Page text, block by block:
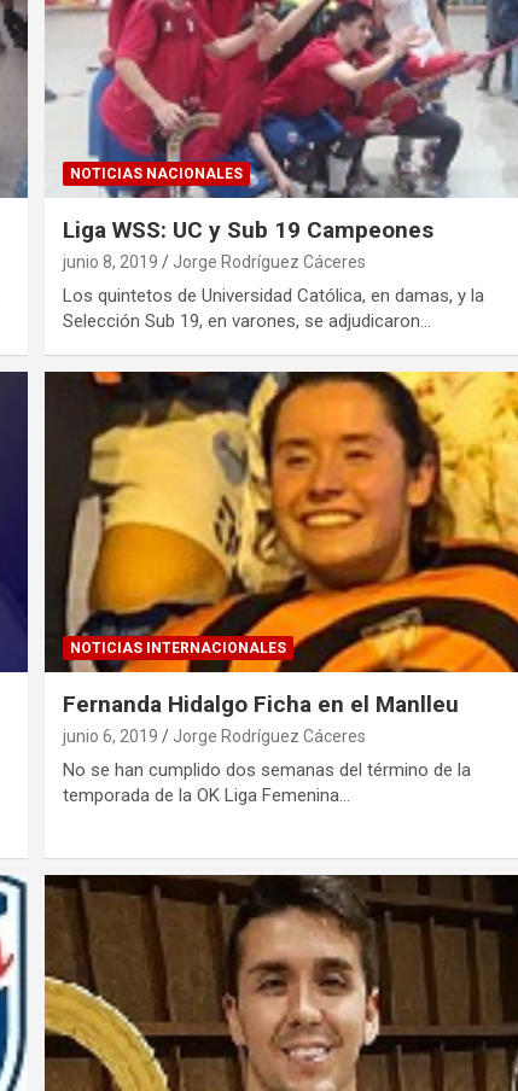
NOTICIAS NACIONALES
Liga WSS: UC y Sub 19 Campeones
junio 8, 2019 Jorge Rodríguez Cáceres
Los quintetos de Universidad Católica, en damas, y la
Selección Sub 19, en varones, se adjudicaron…
NOTICIAS INTERNACIONALES
Fernanda Hidalgo Ficha en el Manlleu
junio 6, 2019 Jorge Rodríguez Cáceres
No se han cumplido dos semanas del término de la
temporada de la OK Liga Femenina…